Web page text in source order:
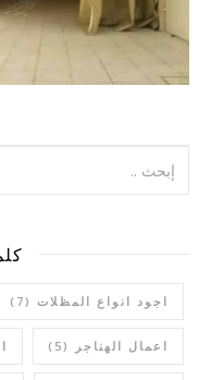
اجود انواع المظلات (7)
اعمال الهناجر (5)